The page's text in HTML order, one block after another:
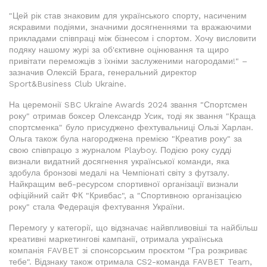
"Цей рік став знаковим для українського спорту, насиченим
яскравими подіями, значними досягненнями та вражаючими
прикладами співпраці між бізнесом і спортом. Хочу висловити
подяку нашому журі за об'єктивне оцінювання та щиро
привітати переможців з їхніми заслуженими нагородами!" –
зазначив Олексій Брага, генеральний директор
Sport&Business Club Ukraine.
На церемонії SBC Ukraine Awards 2024 звання "Спортсмен
року" отримав боксер Олександр Усик, тоді як звання "Краща
спортсменка" було присуджено фехтувальниці Ользі Харлан.
Ольга також була нагороджена премією "Креатив року" за
свою співпрацю з журналом Playboy. Подією року судді
визнали видатний досягнення української команди, яка
здобула бронзові медалі на Чемпіонаті світу з футзалу.
Найкращим веб-ресурсом спортивної організації визнали
офіційний сайт ФК "Кривбас", а "Спортивною організацією
року" стала Федерація фехтування України.
Перемогу у категорії, що відзначає найвпливовіші та найбільш
креативні маркетингові кампанії, отримала українська
компанія FAVBET зі спонсорським проєктом "Гра розкриває
тебе". Відзнаку також отримала CS2-команда FAVBET Team,